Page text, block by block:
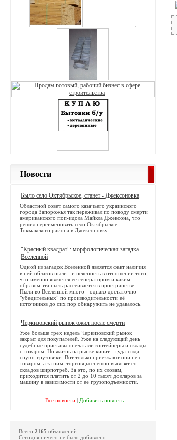
Новости
Было село Октябрьское, станет - Джексоновка
Областной совет самого казачьего украинского
города Запорожья так переживал по поводу смерти
американского поп-идола Майкла Джексона, что
решил переименовать село Октябрьское
Токмакского района в Джексоновку.
"Красный квадрат": морфологическая загадка
Вселенной
Одной из загадок Вселенной является факт наличия
в ней облаков пыли - и неясность в отношении того,
что именно является её генератором и каким
образом эта пыль рассеивается в пространстве.
Пыли во Вселенной много - однако достаточно
"убедительных" по производительности её
источников до сих пор обнаружить не удавалось.
Черкизовский рынок ожил после смерти
Уже больше трех недель Черкизовский рынок
закрыт для покупателей. Уже на следующий день
судебные приставы опечатали контейнеры и склады
с товаром. Но жизнь на рынке кипит - туда-сюда
снуют грузовики. Вот только приезжают они не с
товаром, а за ним: торговцы спешно вывозят со
складов ширпотреб. За это, по их словам,
приходится платить от 2 до 10 тысяч долларов за
машину в зависимости от ее грузоподъемности.
Все новости| Добавить новость
Всего 2165 объявлений
Сегодня ничего не было добавлено